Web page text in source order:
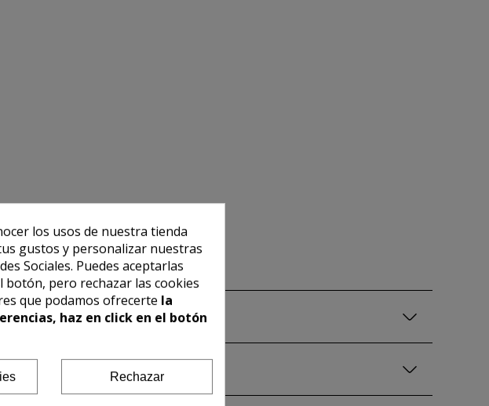
los usos de nuestra tienda
gustos y personalizar nuestras
Sociales. Puedes aceptarlas
pero rechazar las cookies
que podamos ofrecerte la
haz en click en el botón
Rechazar